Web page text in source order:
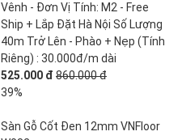
Vênh - Đơn Vị Tính: M2 - Free
Ship + Lắp Đặt Hà Nội Số Lượng
40m Trở Lên - Phào + Nẹp (Tính
Riêng) : 30.000đ/m dài
525.000 đ 860.000 đ
39%
Sàn Gỗ Cốt Đen 12mm VNFloor